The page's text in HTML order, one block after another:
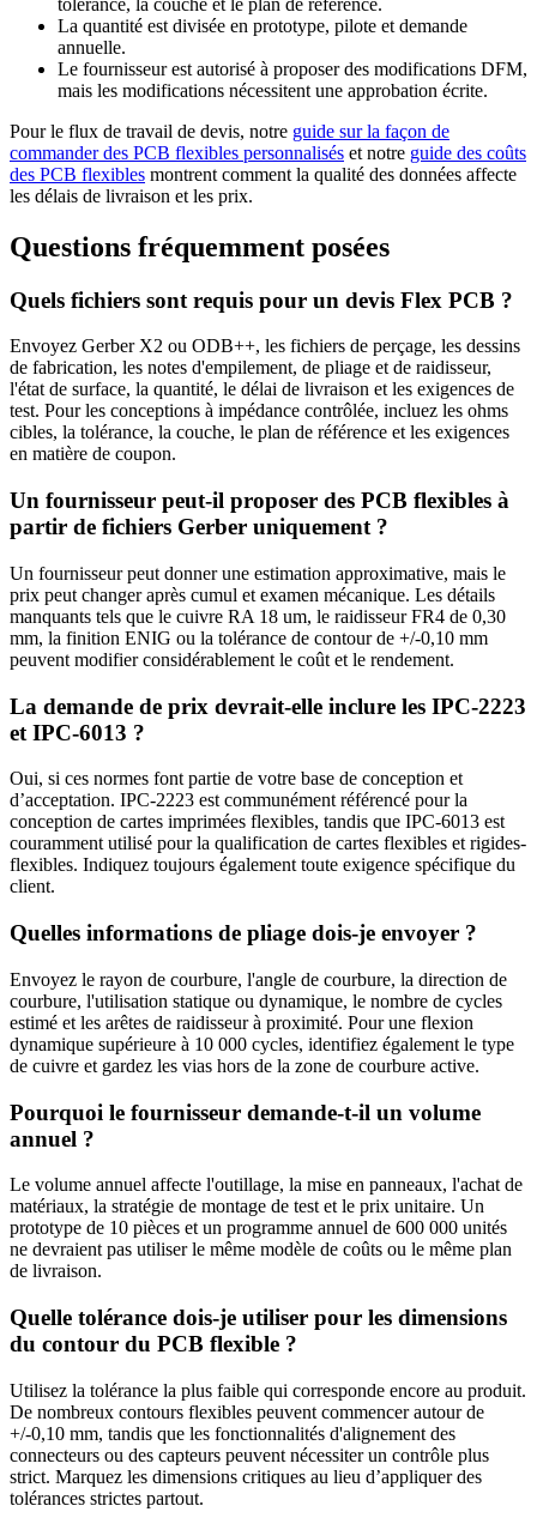
tolérance, la couche et le plan de référence.
La quantité est divisée en prototype, pilote et demande
annuelle.
Le fournisseur est autorisé à proposer des modifications DFM,
mais les modifications nécessitent une approbation écrite.
Pour le flux de travail de devis, notre guide sur la façon de
commander des PCB flexibles personnalisés et notre guide des coûts
des PCB flexibles montrent comment la qualité des données affecte
les délais de livraison et les prix.
Questions fréquemment posées
Quels fichiers sont requis pour un devis Flex PCB ?
Envoyez Gerber X2 ou ODB++, les fichiers de perçage, les dessins
de fabrication, les notes d'empilement, de pliage et de raidisseur,
l'état de surface, la quantité, le délai de livraison et les exigences de
test. Pour les conceptions à impédance contrôlée, incluez les ohms
cibles, la tolérance, la couche, le plan de référence et les exigences
en matière de coupon.
Un fournisseur peut-il proposer des PCB flexibles à
partir de fichiers Gerber uniquement ?
Un fournisseur peut donner une estimation approximative, mais le
prix peut changer après cumul et examen mécanique. Les détails
manquants tels que le cuivre RA 18 um, le raidisseur FR4 de 0,30
mm, la finition ENIG ou la tolérance de contour de +/-0,10 mm
peuvent modifier considérablement le coût et le rendement.
La demande de prix devrait-elle inclure les IPC-2223
et IPC-6013 ?
Oui, si ces normes font partie de votre base de conception et
d’acceptation. IPC-2223 est communément référencé pour la
conception de cartes imprimées flexibles, tandis que IPC-6013 est
couramment utilisé pour la qualification de cartes flexibles et rigides-
flexibles. Indiquez toujours également toute exigence spécifique du
client.
Quelles informations de pliage dois-je envoyer ?
Envoyez le rayon de courbure, l'angle de courbure, la direction de
courbure, l'utilisation statique ou dynamique, le nombre de cycles
estimé et les arêtes de raidisseur à proximité. Pour une flexion
dynamique supérieure à 10 000 cycles, identifiez également le type
de cuivre et gardez les vias hors de la zone de courbure active.
Pourquoi le fournisseur demande-t-il un volume
annuel ?
Le volume annuel affecte l'outillage, la mise en panneaux, l'achat de
matériaux, la stratégie de montage de test et le prix unitaire. Un
prototype de 10 pièces et un programme annuel de 600 000 unités
ne devraient pas utiliser le même modèle de coûts ou le même plan
de livraison.
Quelle tolérance dois-je utiliser pour les dimensions
du contour du PCB flexible ?
Utilisez la tolérance la plus faible qui corresponde encore au produit.
De nombreux contours flexibles peuvent commencer autour de
+/-0,10 mm, tandis que les fonctionnalités d'alignement des
connecteurs ou des capteurs peuvent nécessiter un contrôle plus
strict. Marquez les dimensions critiques au lieu d’appliquer des
tolérances strictes partout.